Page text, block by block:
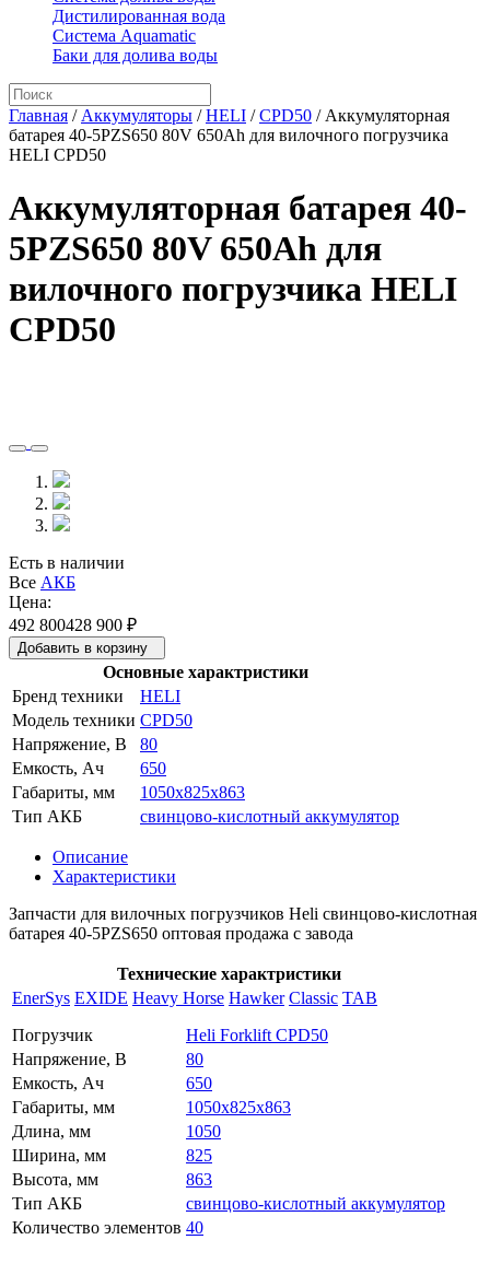
Дистилированная вода
Система Aquamatic
Баки для долива воды
Главная / Аккумуляторы /HELI /CPD50 / Аккумуляторная
батарея 40-5PZS650 80V 650Ah для вилочного погрузчика
HELI CPD50
Аккумуляторная батарея 40-
5PZS650 80V 650Ah для
вилочного погрузчика HELI
CPD50
Есть в наличии
Все АКБ
Цена:
492 800428 900 ₽
Добавить в корзину
Основные характристики
Бренд техники
HELI
Модель техники CPD50
Напряжение, В
80
Емкость, Ач
650
Габариты, мм
1050x825x863
Тип АКБ
свинцово-кислотный аккумулятор
Описание
Характеристики
Запчасти для вилочных погрузчиков Heli свинцово-кислотная
батарея 40-5PZS650 оптовая продажа с завода
Технические характристики
EnerSys EXIDE Heavy Horse Hawker Classic TAB
Погрузчик
Heli Forklift CPD50
Напряжение, В
80
Емкость, Ач
650
Габариты, мм
1050x825x863
Длина, мм
1050
Ширина, мм
825
Высота, мм
863
Тип АКБ
свинцово-кислотный аккумулятор
Количество элементов 40